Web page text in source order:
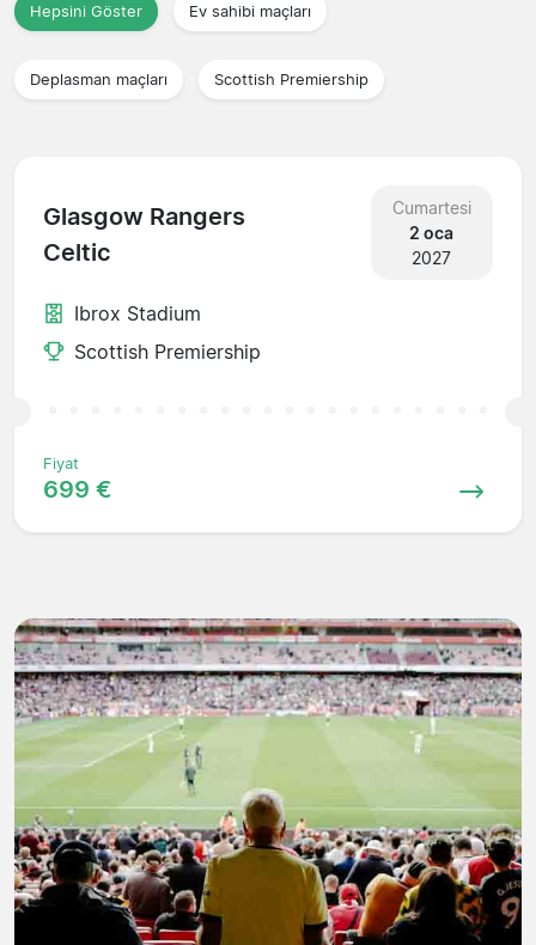
Hepsini Göster Ev sahibi maçları
Deplasman maçları Scottish Premiership
Glasgow Rangers
Celtic
Cumartesi
2 oca
2027
Ibrox Stadium
Scottish Premiership
Fiyat
699 €